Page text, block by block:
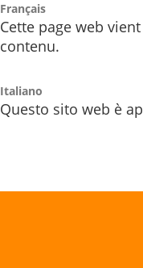
Français
Cette page web
contenu.
Italiano
Questo sito web è